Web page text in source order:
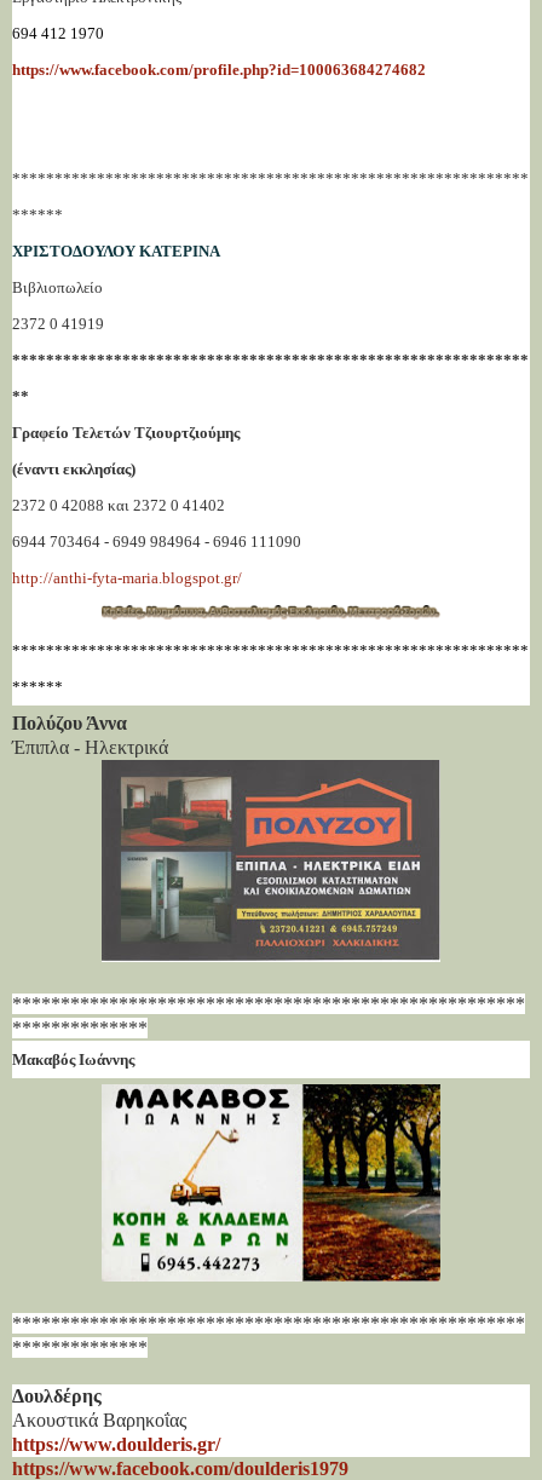
694 412 1970
https://www.facebook.com/profile.php?id=100063684274682
*************************************************************
******
ΧΡΙΣΤΟΔΟΥΛΟΥ ΚΑΤΕΡΙΝΑ
Βιβλιοπωλείο
2372 0 41919
*************************************************************
**
Γραφείο Τελετών Τζιουρτζιούμης
(έναντι εκκλησίας)
2372 0 42088 και 2372 0 41402
6944 703464 - 6949 984964 - 6946 111090
http://anthi-fyta-maria.blogspot.gr/
*************************************************************
******
Πολύζου Άννα
Έπιπλα - Ηλεκτρικά
*****************************************************
**************
Μακαβός Ιωάννης
*****************************************************
**************
Δουλδέρης
Ακουστικά Βαρηκοΐας
https://www.doulderis.gr/
https://www.facebook.com/doulderis1979